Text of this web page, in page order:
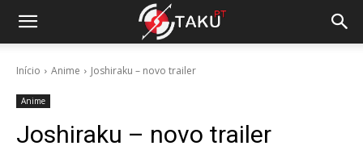
Início Anime Joshiraku – novo trailer
Anime
Joshiraku – novo trailer